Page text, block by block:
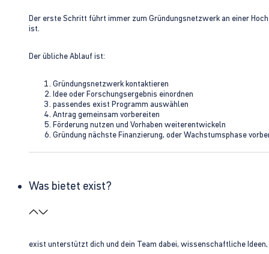
Der erste Schritt führt immer zum Gründungsnetzwerk an einer
ist.
Der übliche Ablauf ist:
Gründungsnetzwerk kontaktieren
Idee oder Forschungsergebnis einordnen
passendes exist Programm auswählen
Antrag gemeinsam vorbereiten
Förderung nutzen und Vorhaben weiterentwickeln
Gründung nächste Finanzierung, oder Wachstumsphase
Was bietet exist?
exist unterstützt dich und dein Team dabei, wissenschaftliche